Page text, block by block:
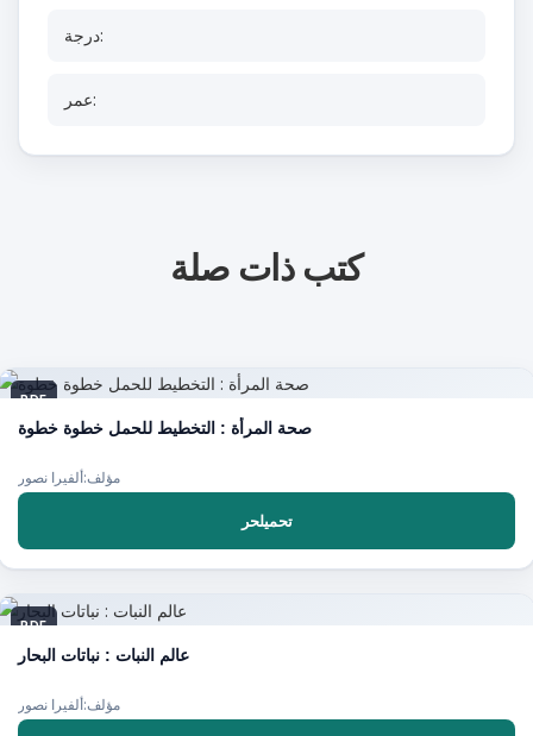
درجة:
عمر:
كتب ذات صلة
PDF
صحة المرأة : التخطيط للحمل خطوة خطوة
مؤلف:ألفيرا نصور
تحميلحر
PDF
عالم النبات : نباتات البحار
مؤلف:ألفيرا نصور